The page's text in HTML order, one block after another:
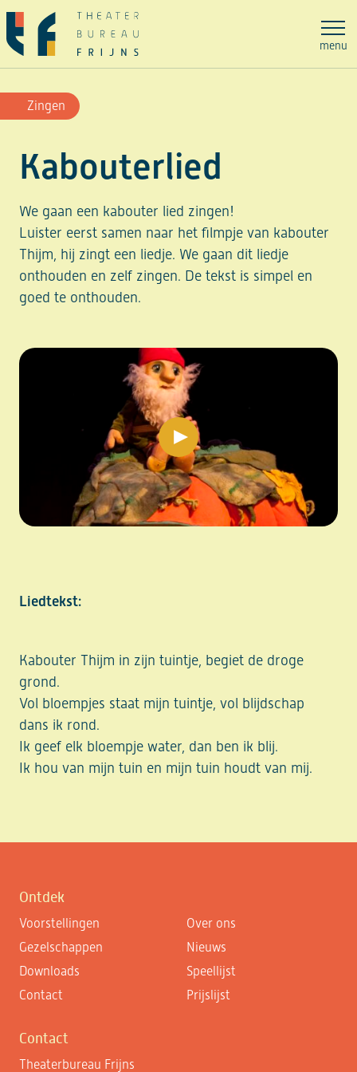
Ga
naar
de
inhoud
menu
Kabouterlied
We gaan een kabouter lied zingen!
Luister eerst samen naar het filmpje van kabouter
Thijm, hij zingt een liedje. We gaan dit liedje
onthouden en zelf zingen. De tekst is simpel en
goed te onthouden.
Zingen
play video
Liedtekst:
Kabouter Thijm in zijn tuintje, begiet de droge
grond.
Vol bloempjes staat mijn tuintje, vol blijdschap
dans ik rond.
Ik geef elk bloempje water, dan ben ik blij.
Ik hou van mijn tuin en mijn tuin houdt van mij.
Ontdek
Voorstellingen
Over ons
Gezelschappen
Nieuws
Downloads
Speellijst
Contact
Prijslijst
Contact
Theaterbureau Frijns